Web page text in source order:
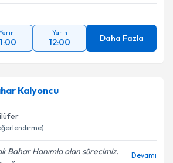
Yarın
12:00 Daha Fazla
Kalyoncu
Bahar Hanımla olan sürecimiz.
Devamı